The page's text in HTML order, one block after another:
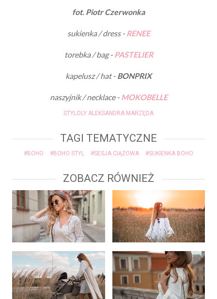
fot. Piotr Czerwonka
sukienka / dress - RENEE
torebka / bag - PASTELIER
kapelusz / hat - BONPRIX
naszyjnik / necklace - MOKOBELLE
STYLOLY ALEKSANDRA MARZĘDA
TAGI TEMATYCZNE
#BOHO #BOHO STYL #SESJA CIĄŻOWA #SUKIENKA BOHO
ZOBACZ RÓWNIEŻ